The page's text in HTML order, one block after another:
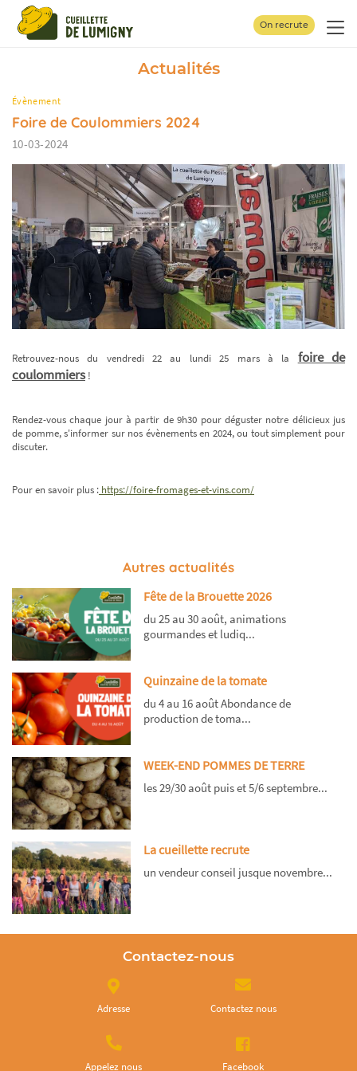
On recrute
Actualités
Évènement
Foire de Coulommiers 2024
10-03-2024
Retrouvez-nous du vendredi 22 au lundi 25 mars à la foire de
coulommiers!
Rendez-vous chaque jour à partir de 9h30 pour déguster notre délicieux jus
de pomme, s'informer sur nos évènements en 2024, ou tout simplement pour
discuter.
Pour en savoir plus : https://foire-fromages-et-vins.com/
Autres actualités
Fête de la Brouette 2026
du 25 au 30 août, animations
gourmandes et ludiq...
Quinzaine de la tomate
du 4 au 16 août Abondance de
production de toma...
WEEK-END POMMES DE TERRE
les 29/30 août puis et 5/6 septembre...
La cueillette recrute
un vendeur conseil jusque novembre...
Contactez-nous
Adresse Contactez nous
Appelez nous Facebook
Panneau de gestion des cookies